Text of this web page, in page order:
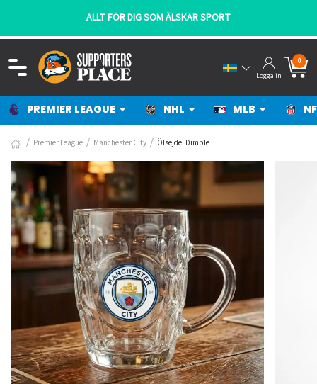
ALLT FÖR DIG SOM ÄLSKAR SPORT
Logga in
0
PREMIER LEAGUE NHL MLB
Premier League Manchester City Ölsejdel Dimple